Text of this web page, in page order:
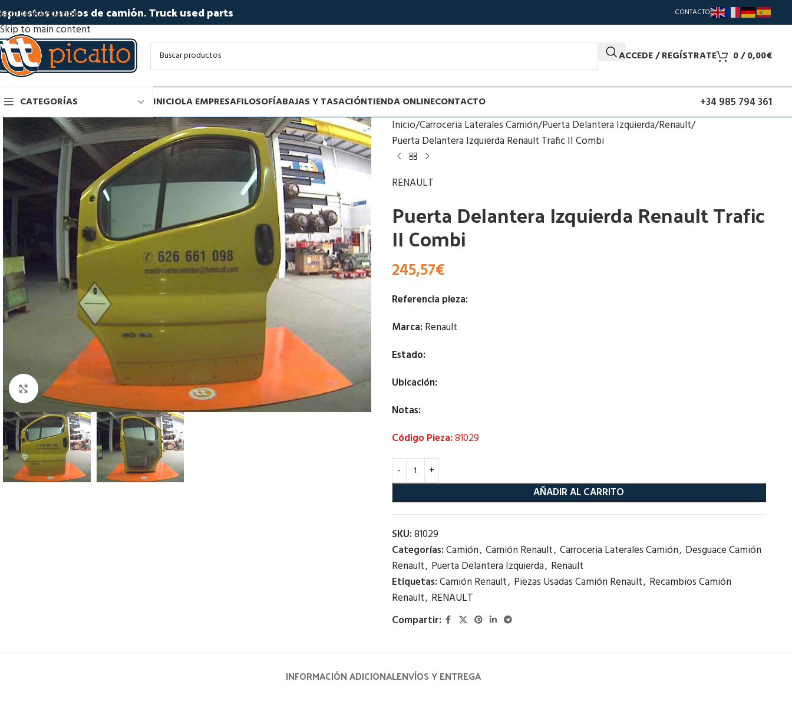
Skip to navigation
Skip to main content
usados de camión. Truck used parts CONTACTO
ACCEDE / REGÍSTRATE 0/0,00€
CATEGORÍAS INICIOLA EMPRESAFILOSOFÍABAJAS Y TASACIÓNTIENDA ONLINECONTACTO +34 985 794 361
Click to enlarge
Inicio Carroceria Laterales Camión Puerta Delantera Izquierda Renault
Puerta Delantera Izquierda Renault Trafic II Combi
RENAULT
Puerta Delantera Izquierda Renault Trafic
II Combi
245,57€
Referencia pieza:
Marca: Renault
Estado:
Ubicación:
Notas:
Código Pieza:81029
AÑADIR AL CARRITO
SKU:81029
Categorías:Camión, Camión Renault, Carroceria Laterales Camión, Desguace Camión
Renault, Puerta Delantera Izquierda, Renault
Etiquetas:Camión Renault, Piezas Usadas Camión Renault, Recambios Camión
Renault, RENAULT
Compartir:
INFORMACIÓN ADICIONALENVÍOS Y ENTREGA